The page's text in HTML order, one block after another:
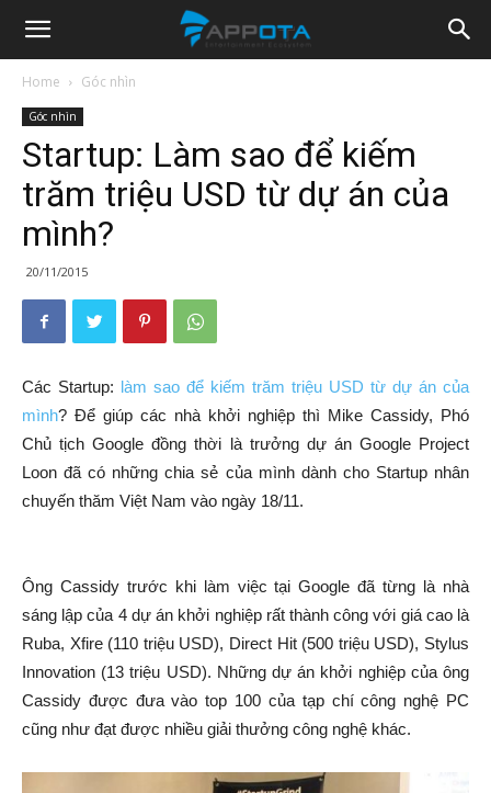
Appota
News
Home Góc nhìn
Góc nhìn
Startup: Làm sao để kiếm
trăm triệu USD từ dự án của
mình?
20/11/2015
Các Startup: làm sao để kiếm trăm triệu USD từ dự án của
mình? Để giúp các nhà khởi nghiệp thì Mike Cassidy, Phó
Chủ tịch Google đồng thời là trưởng dự án Google Project
Loon đã có những chia sẻ của mình dành cho Startup nhân
chuyến thăm Việt Nam vào ngày 18/11.
Ông Cassidy trước khi làm việc tại Google đã từng là nhà
sáng lập của 4 dự án khởi nghiệp rất thành công với giá cao là
Ruba, Xfire (110 triệu USD), Direct Hit (500 triệu USD), Stylus
Innovation (13 triệu USD). Những dự án khởi nghiệp của ông
Cassidy được đưa vào top 100 của tạp chí công nghệ PC
cũng như đạt được nhiều giải thưởng công nghệ khác.